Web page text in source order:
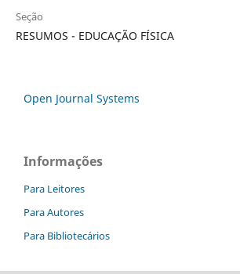
Seção
RESUMOS - EDUCAÇÃO FÍSICA
Open Journal Systems
Informações
Para Leitores
Para Autores
Para Bibliotecários